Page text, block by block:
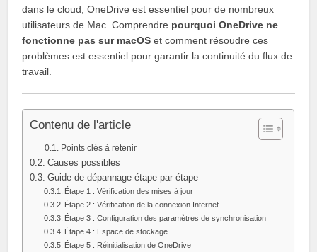
dans le cloud, OneDrive est essentiel pour de nombreux
utilisateurs de Mac. Comprendre pourquoi OneDrive ne
fonctionne pas sur macOS et comment résoudre ces
problèmes est essentiel pour garantir la continuité du flux de
travail.
Contenu de l'article
Points clés à retenir
Causes possibles
Guide de dépannage étape par étape
Étape 1 : Vérification des mises à jour
Étape 2 : Vérification de la connexion Internet
Étape 3 : Configuration des paramètres de synchronisation
Étape 4 : Espace de stockage
Étape 5 : Réinitialisation de OneDrive